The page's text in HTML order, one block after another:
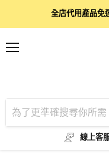
全店代用產品免
線上客